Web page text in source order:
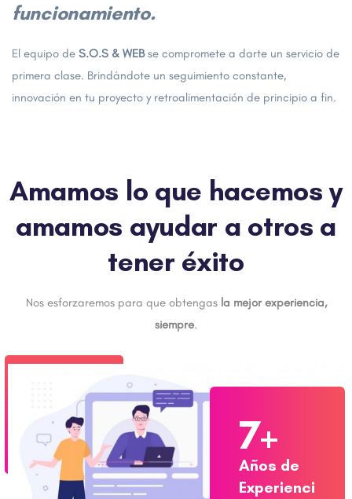
funcionamiento.
El equipo de S.O.S & WEBse compromete a darte un servicio de
primera clase. Brindándote un seguimiento constante,
innovación en tu proyecto y retroalimentación de principio a fin.
Amamos lo que hacemos y
amamos ayudar a otros a
tener éxito
Nos esforzaremos para que obtengas la mejor experiencia,
siempre.
7+
Años de
Experienci